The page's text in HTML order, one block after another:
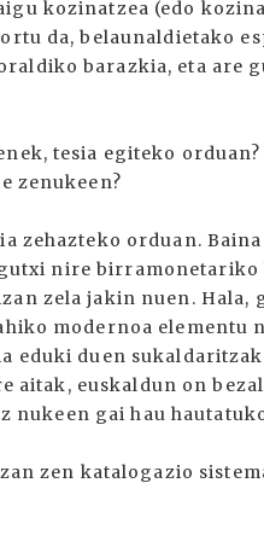
kozinatzea (edo
da, belaunaldietako
barazkia, eta are
tesia egiteko
zenukeen?
zehazteko orduan.
nire birramonetariko
zela jakin nuen. Hala,
modernoa elementu
eduki duen
euskaldun on
nukeen gai hau
zen katalogazio